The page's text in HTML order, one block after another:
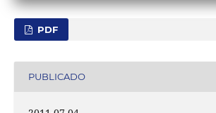
PDF
PUBLICADO